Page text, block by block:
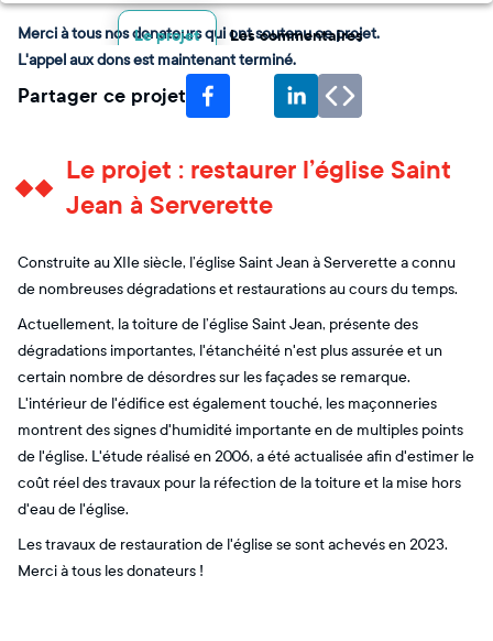
Le projet Les commentaires
Merci à tous nos donateurs qui ont soutenu ce projet.
L'appel aux dons est maintenant terminé.
Partager ce projet
Le projet : restaurer l’église Saint
Jean à Serverette
Construite au XIIe siècle, l’église Saint Jean à Serverette a connu
de nombreuses dégradations et restaurations au cours du temps.
Actuellement, la toiture de l’église Saint Jean, présente des
dégradations importantes, l'étanchéité n'est plus assurée et un
certain nombre de désordres sur les façades se remarque.
L'intérieur de l'édifice est également touché, les maçonneries
montrent des signes d'humidité importante en de multiples points
de l'église. L'étude réalisé en 2006, a été actualisée afin d'estimer le
coût réel des travaux pour la réfection de la toiture et la mise hors
d'eau de l'église.
Les travaux de restauration de l'église se sont achevés en 2023.
Merci à tous les donateurs !